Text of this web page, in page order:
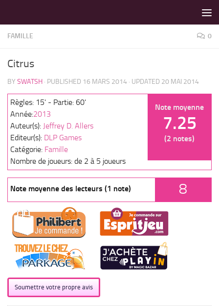
FAMILLE 0
Citrus
BY SWATSH · PUBLISHED 16 MARS 2014 · UPDATED 20 MAI 2014
Note moyenne
7.25
(2 notes)
Règles: 15' - Partie: 60'
Année:2013
Auteur(s): Jeffrey D. Allers
Editeur(s): DLP Games
Catégorie: Famille
Nombre de joueurs: de 2 à 5 joueurs
Note moyenne des lecteurs (1 note) 8
Soumettre votre propre avis